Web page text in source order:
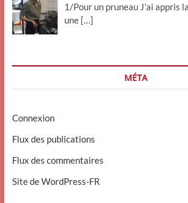
1/Pour un pruneau J’ai appris
une […]
MÉTA
Connexion
Flux des publications
Flux des commentaires
Site de WordPress-FR